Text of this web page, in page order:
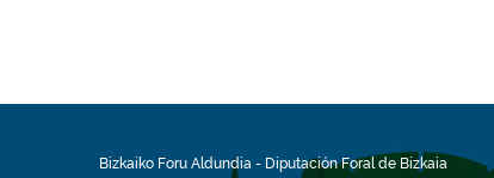
Bizkaiko Foru Aldundia - Diputación Foral de Bizkaia